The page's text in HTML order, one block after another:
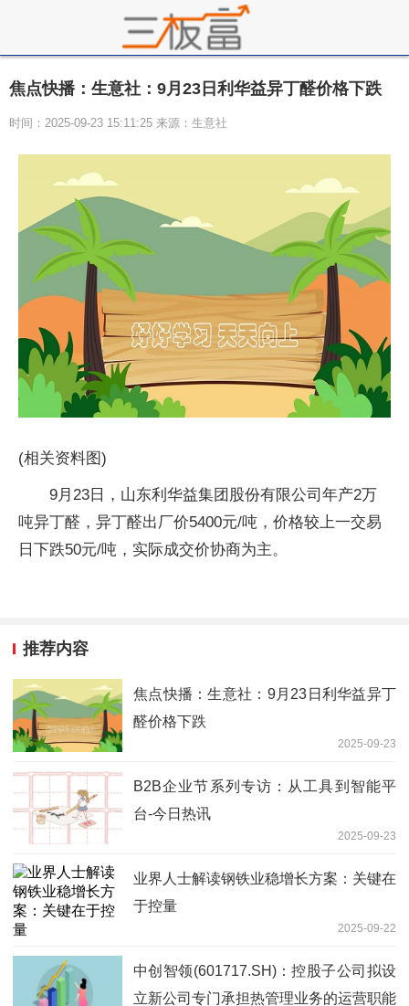
焦点快播：生意社：9月23日利华益异丁醛价格下跌
时间：2025-09-23 15:11:25 来源：生意社
(相关资料图)
9月23日，山东利华益集团股份有限公司年产2万
吨异丁醛，异丁醛出厂价5400元/吨，价格较上一交易
日下跌50元/吨，实际成交价协商为主。
推荐内容
焦点快播：生意社：9月23日利华益异丁
醛价格下跌
2025-09-23
B2B企业节系列专访：从工具到智能平
台-今日热讯
2025-09-23
业界人士解读钢铁业稳增长方案：关键在
于控量
2025-09-22
中创智领(601717.SH)：控股子公司拟设
立新公司专门承担热管理业务的运营职能